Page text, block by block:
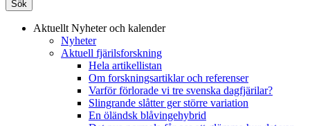
Aktuellt Nyheter och kalender
Nyheter
Aktuell fjärilsforskning
Hela artikellistan
Om forskningsartiklar och referenser
Varför förlorade vi tre svenska dagfjärilar?
Slingrande slåtter ger större variation
En öländsk blåvingehybrid